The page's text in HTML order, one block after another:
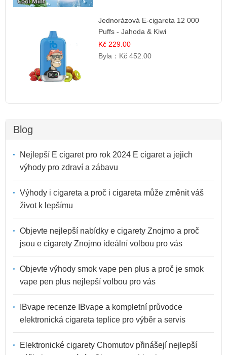
Jednorázová E-cigareta 12 000
Puffs - Jahoda & Kiwi
Kč 229.00
Byla： Kč 452.00
Blog
Nejlepší E cigaret pro rok 2024 E cigaret a jejich
výhody pro zdraví a zábavu
Výhody i cigareta a proč i cigareta může změnit váš
život k lepšímu
Objevte nejlepší nabídky e cigarety Znojmo a proč
jsou e cigarety Znojmo ideální volbou pro vás
Objevte výhody smok vape pen plus a proč je smok
vape pen plus nejlepší volbou pro vás
IBvape recenze IBvape a kompletní průvodce
elektronická cigareta teplice pro výběr a servis
Elektronické cigarety Chomutov přinášejí nejlepší